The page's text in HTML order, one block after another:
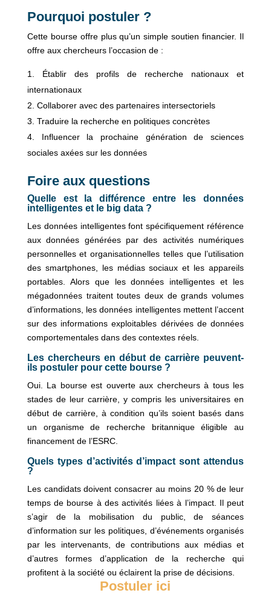
Pourquoi postuler ?
Cette bourse offre plus qu’un simple soutien financier. Il
offre aux chercheurs l’occasion de :
Établir des profils de recherche nationaux et
internationaux
Collaborer avec des partenaires intersectoriels
Traduire la recherche en politiques concrètes
Influencer la prochaine génération de sciences
sociales axées sur les données
Foire aux questions
Quelle est la différence entre les données
intelligentes et le big data ?
Les données intelligentes font spécifiquement référence
aux données générées par des activités numériques
personnelles et organisationnelles telles que l’utilisation
des smartphones, les médias sociaux et les appareils
portables. Alors que les données intelligentes et les
mégadonnées traitent toutes deux de grands volumes
d’informations, les données intelligentes mettent l’accent
sur des informations exploitables dérivées de données
comportementales dans des contextes réels.
Les chercheurs en début de carrière peuvent-
ils postuler pour cette bourse ?
Oui. La bourse est ouverte aux chercheurs à tous les
stades de leur carrière, y compris les universitaires en
début de carrière, à condition qu’ils soient basés dans
un organisme de recherche britannique éligible au
financement de l’ESRC.
Quels types d’activités d’impact sont attendus
?
Les candidats doivent consacrer au moins 20 % de leur
temps de bourse à des activités liées à l’impact. Il peut
s’agir de la mobilisation du public, de séances
d’information sur les politiques, d’événements organisés
par les intervenants, de contributions aux médias et
d’autres formes d’application de la recherche qui
profitent à la société ou éclairent la prise de décisions.
Postuler ici